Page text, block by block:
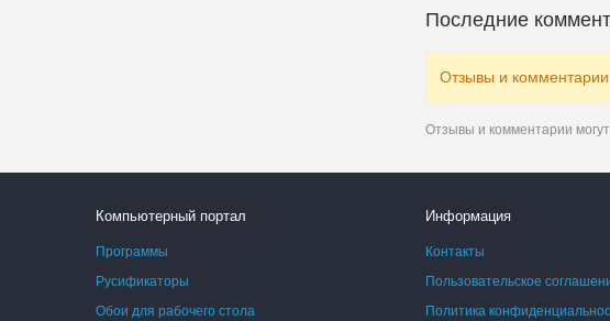
Последние
Отзывы и комментарии
Отзывы и комментарии могут
Компьютерный портал
Программы
Русификаторы
Обои для рабочего стола
Информация
Контакты
Пользовательское
Политика